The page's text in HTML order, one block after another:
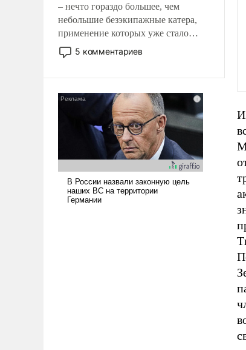
– нечто гораздо большее, чем
небольшие безэкипажные катера,
применение которых уже стало
обыденностью. Задача по созданию
такого корабля очень сложна и
наши боевые возможности.
5 комментариев